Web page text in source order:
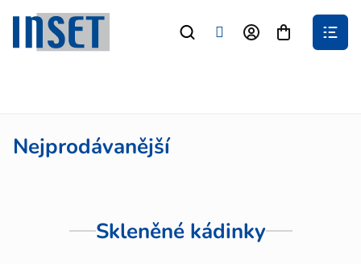
obsah
Nákupní
Skleněné kádinky
Nejprodávanější